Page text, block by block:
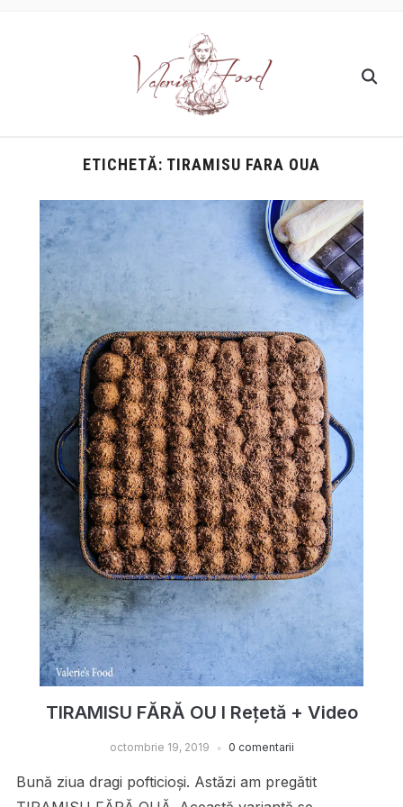
ETICHETĂ: TIRAMISU FARA OUA
TIRAMISU FĂRĂ OU I Rețetă + Video
octombrie 19, 2019 0 comentarii
Bună ziua dragi pofticioși. Astăzi am pregătit